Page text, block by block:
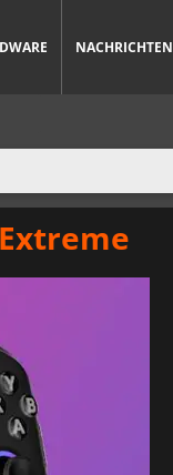
NACHRICHTEN